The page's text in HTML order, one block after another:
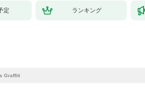
定 ランキング
Graffiti